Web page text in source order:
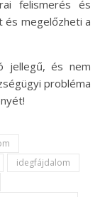
felismerés és
és megelőzheti a
jellegű, és nem
probléma
idegfájdalom